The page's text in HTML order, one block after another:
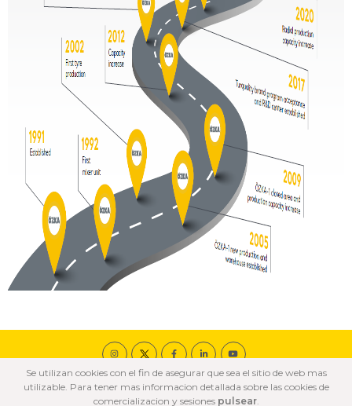
© 2020 ÖZKA Todos los derechos reservados
POLÍTICA DE PRIVACIDAD
Se utilizan cookies con el fin de asegurar que sea el sitio de web mas
utilizable. Para tener mas informacion detallada sobre las cookies de
comercializacion y sesiones pulsear.